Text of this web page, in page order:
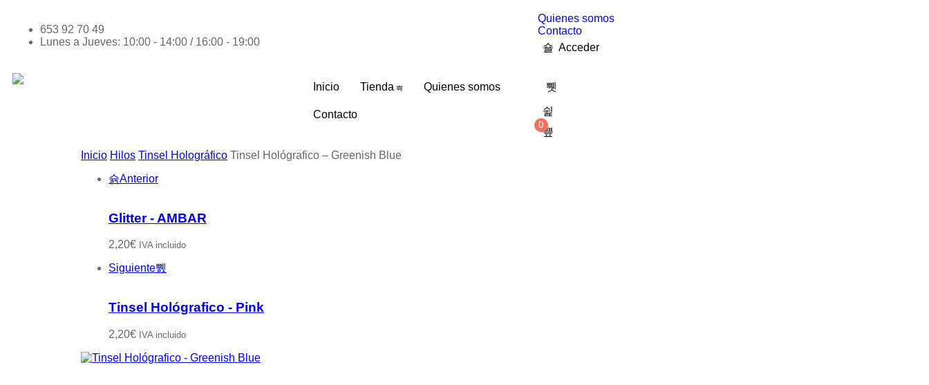
653 92 70 49
Lunes a Jueves: 10:00 - 14:00 / 16:00 - 19:00
Quienes somos
Contacto
Acceder
Inicio Tienda Quienes somos
Contacto
0
Inicio Hilos Tinsel Holográfico Tinsel Hológrafico – Greenish Blue
Anterior
Glitter - AMBAR
2,20€ IVA incluido
Siguiente
Tinsel Hológrafico - Pink
2,20€ IVA incluido